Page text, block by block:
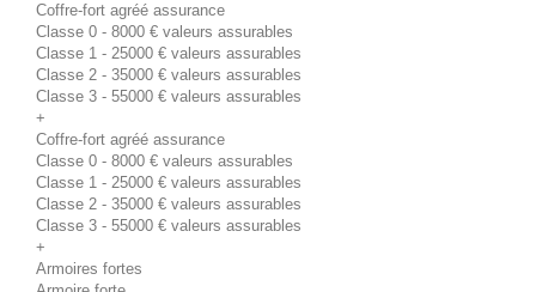
Coffre-fort agréé assurance
Classe 0 - 8000 € valeurs assurables
Classe 1 - 25000 € valeurs assurables
Classe 2 - 35000 € valeurs assurables
Classe 3 - 55000 € valeurs assurables
+
Coffre-fort agréé assurance
Classe 0 - 8000 € valeurs assurables
Classe 1 - 25000 € valeurs assurables
Classe 2 - 35000 € valeurs assurables
Classe 3 - 55000 € valeurs assurables
+
Armoires fortes